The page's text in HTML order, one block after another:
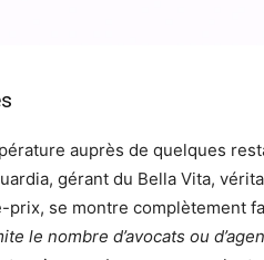
auprès de quelques
gérant du Bella Vita,
se montre complètement
le nombre d’avocats ou